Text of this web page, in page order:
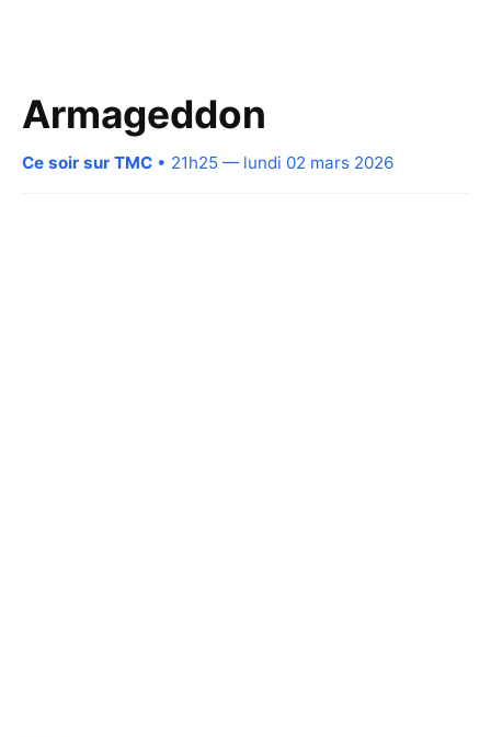
Armageddon
Ce soir sur TMC • 21h25 — lundi 02 mars 2026